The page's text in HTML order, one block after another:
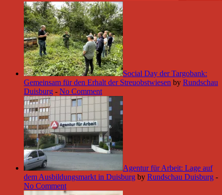
Social Day der Targobank:
Gemeinsam für den Erhalt der Streuobstwiesen by Rundschau
Duisburg - No Comment
Agentur für Arbeit: Lage auf
dem Ausbildungsmarkt in Duisburg by Rundschau Duisburg -
No Comment